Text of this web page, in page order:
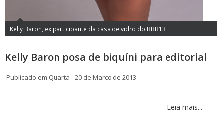
Kelly Baron, ex participante da casa de vidro do BBB13
Kelly Baron posa de biquíni para editorial
Publicado em Quarta - 20 de Março de 2013
Leia mais...